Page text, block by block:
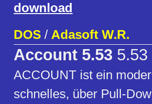
download
DOS / Adasoft W.R.
Account 5.53 5.53
ACCOUNT ist ein
schnelles, über Pull-